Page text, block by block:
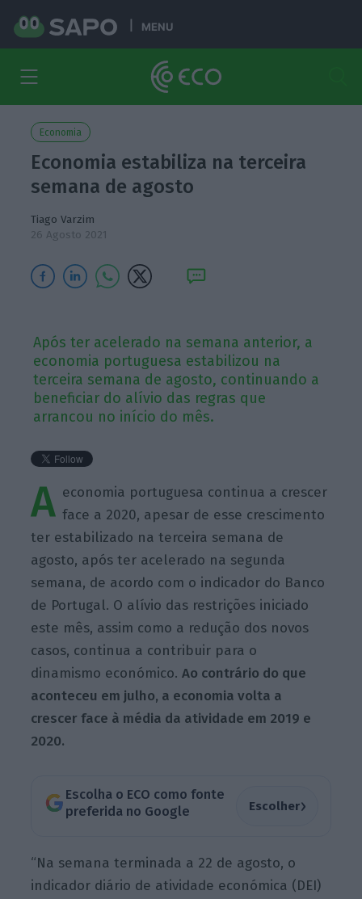
MENU
Economia
Economia estabiliza na terceira
semana de agosto
Tiago Varzim
26 Agosto 2021
Após ter acelerado na semana anterior, a
economia portuguesa estabilizou na
terceira semana de agosto, continuando a
beneficiar do alívio das regras que
arrancou no início do mês.
A economia portuguesa continua a crescer
face a 2020, apesar de esse crescimento
ter estabilizado na terceira semana de
agosto, após ter acelerado na segunda
semana, de acordo com o indicador do Banco
de Portugal. O alívio das restrições iniciado
este mês, assim como a redução dos novos
casos, continua a contribuir para o
dinamismo económico.Ao contrário do que
aconteceu em julho, a economia volta a
crescer face à média da atividade em 2019 e
2020.
Escolha o ECO como fonte
preferida no Google
Escolher›
“Na semana terminada a 22 de agosto, o
indicador diário de atividade económica (DEI)